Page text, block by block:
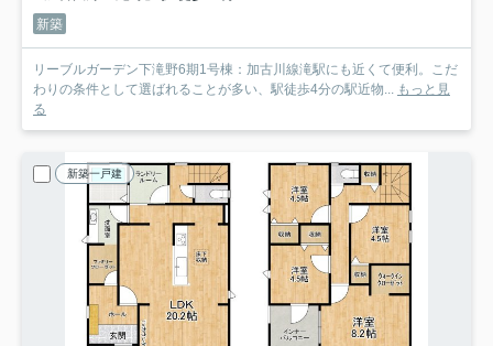
新築
リーブルガーデン下滝野6期1号棟：加古川線滝駅にも近くて便利。こだ
わりの条件として選ばれることが多い、駅徒歩4分の駅近物... もっと見
る
新築一戸建